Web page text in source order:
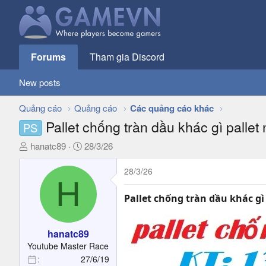
Forums Tham gia Discord
New posts
Quảng cáo Quảng cáo Các quảng cáo khác
PS Pallet chống tràn dầu khác gì pallet
T
a
r
hanatc89
N
à
i
28/3/26
H
hanatc89
Youtube Master Race
27/6/19
28/3/26
Pallet chống tràn dầu khác